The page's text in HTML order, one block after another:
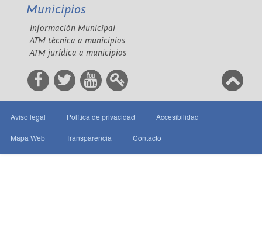
Municipios
Información Municipal
ATM técnica a municipios
ATM jurídica a municipios
Aviso legal Política de privacidad Accesibilidad
Mapa Web Transparencia Contacto